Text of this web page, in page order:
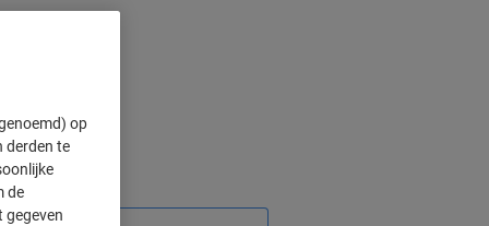
op
derden te
de
gegeven